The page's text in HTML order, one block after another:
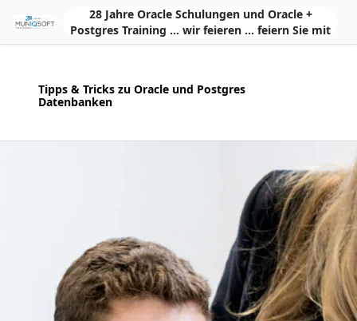
Skip to Main Content28 Jahre Oracle Schulungen und Oracle +
Postgres Training ... wir feieren ... feiern Sie mit
Tipps & Tricks zu Oracle und Postgres
Datenbanken